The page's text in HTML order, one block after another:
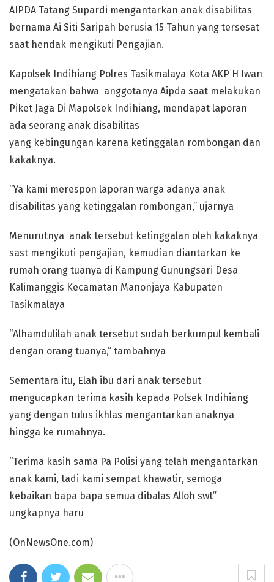
AIPDA Tatang Supardi mengantarkan anak disabilitas
bernama Ai Siti Saripah berusia 15 Tahun yang tersesat
saat hendak mengikuti Pengajian.
Kapolsek Indihiang Polres Tasikmalaya Kota AKP H Iwan
mengatakan bahwa anggotanya Aipda saat melakukan
Piket Jaga Di Mapolsek Indihiang, mendapat laporan
ada seorang anak disabilitas
yang kebingungan karena ketinggalan rombongan dan
kakaknya.
“Ya kami merespon laporan warga adanya anak
disabilitas yang ketinggalan rombongan,” ujarnya
Menurutnya anak tersebut ketinggalan oleh kakaknya
sast mengikuti pengajian, kemudian diantarkan ke
rumah orang tuanya di Kampung Gunungsari Desa
Kalimanggis Kecamatan Manonjaya Kabupaten
Tasikmalaya
“Alhamdulilah anak tersebut sudah berkumpul kembali
dengan orang tuanya,” tambahnya
Sementara itu, Elah ibu dari anak tersebut
mengucapkan terima kasih kepada Polsek Indihiang
yang dengan tulus ikhlas mengantarkan anaknya
hingga ke rumahnya.
“Terima kasih sama Pa Polisi yang telah mengantarkan
anak kami, tadi kami sempat khawatir, semoga
kebaikan bapa bapa semua dibalas Alloh swt”
ungkapnya haru
(OnNewsOne.com)